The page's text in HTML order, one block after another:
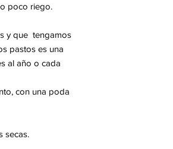
poco riego.
y que tengamos
pastos es una
al año o cada
con una poda
secas.